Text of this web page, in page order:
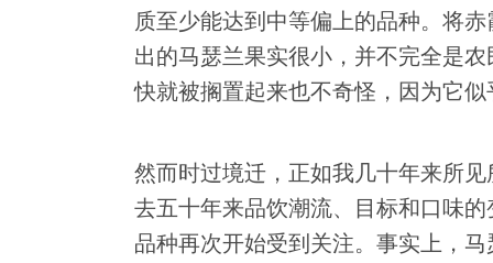
质至少能达到中等偏上的品种。将
出的马瑟兰果实很小，并不完全是
快就被搁置起来也不奇怪，因为它似
然而时过境迁，正如我几十年来所
去五十年来品饮潮流、目标和口味
品种再次开始受到关注。事实上，